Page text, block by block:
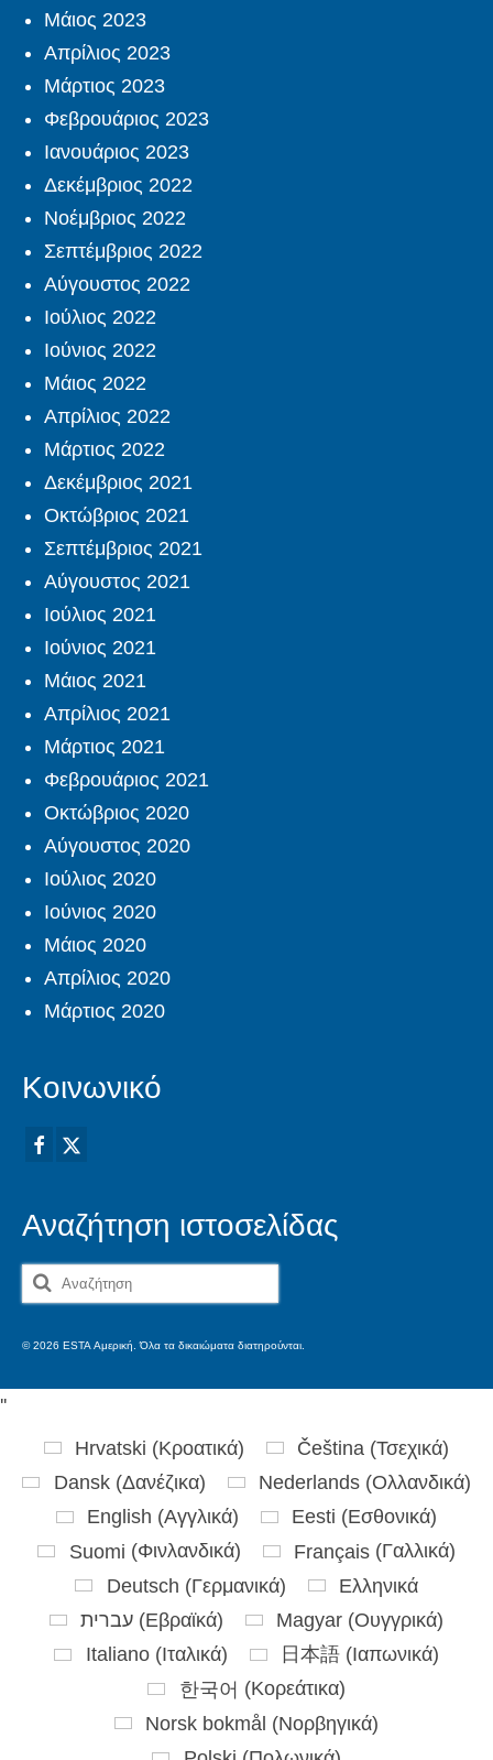
Μάιος 2023
Απρίλιος 2023
Μάρτιος 2023
Φεβρουάριος 2023
Ιανουάριος 2023
Δεκέμβριος 2022
Νοέμβριος 2022
Σεπτέμβριος 2022
Αύγουστος 2022
Ιούλιος 2022
Ιούνιος 2022
Μάιος 2022
Απρίλιος 2022
Μάρτιος 2022
Δεκέμβριος 2021
Οκτώβριος 2021
Σεπτέμβριος 2021
Αύγουστος 2021
Ιούλιος 2021
Ιούνιος 2021
Μάιος 2021
Απρίλιος 2021
Μάρτιος 2021
Φεβρουάριος 2021
Οκτώβριος 2020
Αύγουστος 2020
Ιούλιος 2020
Ιούνιος 2020
Μάιος 2020
Απρίλιος 2020
Μάρτιος 2020
Κοινωνικό
Αναζήτηση ιστοσελίδας
Αναζήτηση
για:
© 2026 ESTA Αμερική. Όλα τα δικαιώματα διατηρούνται.
''
Hrvatski (Κροατικά) Čeština (Τσεχικά)
Dansk(Δανέζικα) Nederlands(Ολλανδικά)
English (Αγγλικά) Eesti (Εσθονικά)
Suomi (Φινλανδικά) Français(Γαλλικά)
Deutsch (Γερμανικά)
Ελληνικά
עברית (Εβραϊκά) Magyar (Ουγγρικά)
Italiano(Ιταλικά) 日本語(Ιαπωνικά)
한국어 (Κορεάτικα)
Norsk bokmål (Νορβηγικά)